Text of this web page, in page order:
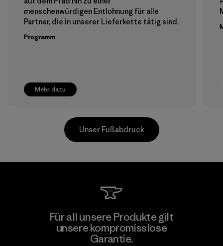
Mehr dazu
menschenwürdigen Entlohnung für alle
Partner, die in unserer Lieferkette tätig sind.
Programm
Youngone Namdinh Co., Ltd.
Unser Fußabdruck
Für all unsere Produkte gilt
unsere kompromisslose
Garantie.